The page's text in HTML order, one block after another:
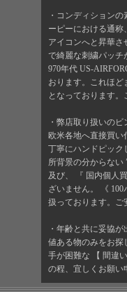
・コンディション
ーピーにおける通称
アイコンへと昇華
で綺麗な刺繍パッチ
970年代 US-
おります。これほ
となっております。
・弊店取り扱いの
欧米各地へ直接買い
丁寧にハンドピック
所背景の分からない
及び、 『 国内個人
ざいません。 《
扱っております。ご
・年齢と共に妥協
値ある物のみをお探
手が困難な 【 間違
の程、宜しくお願い